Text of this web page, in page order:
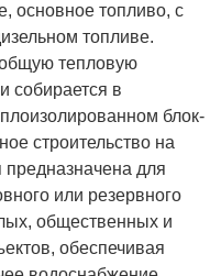
основное топливо, с
топливе.
тепловую
и собирается в
блок-
строительство на
предназначена для
или резервного
общественных и
обеспечивая